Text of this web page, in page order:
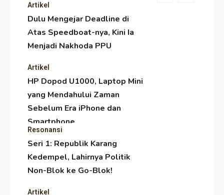
Artikel
Dulu Mengejar Deadline di
Atas Speedboat-nya, Kini Ia
Menjadi Nakhoda PPU
Artikel
HP Dopod U1000, Laptop Mini
yang Mendahului Zaman
Sebelum Era iPhone dan
Smartphone
Resonansi
Seri 1: Republik Karang
Kedempel, Lahirnya Politik
Non-Blok ke Go-Blok!
Artikel